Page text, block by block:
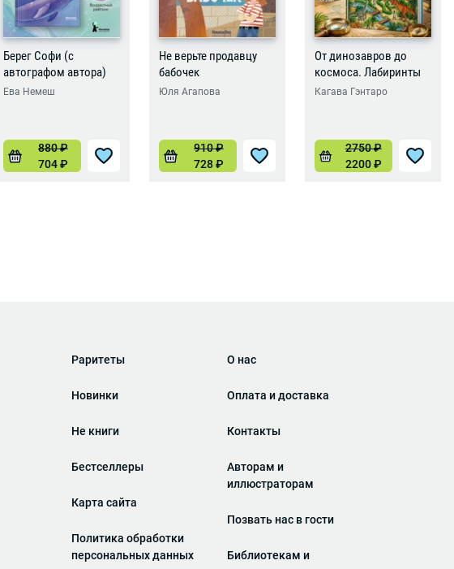
Берег Софи (с
автографом автора)
Ева Немеш
880₽
704₽
Не верьте продавцу
бабочек
Юля Агапова
910₽
728₽
От динозавров до
космоса. Лабиринты
Кагава Гэнтаро
2750₽
2200₽
Раритеты
Новинки
Не книги
Бестселлеры
Карта сайта
Политика обработки
персональных данных
О нас
Оплата и доставка
Контакты
Авторам и
иллюстраторам
Позвать нас в гости
Библиотекам и